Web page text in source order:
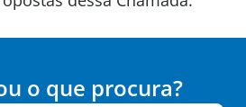
o que procura?